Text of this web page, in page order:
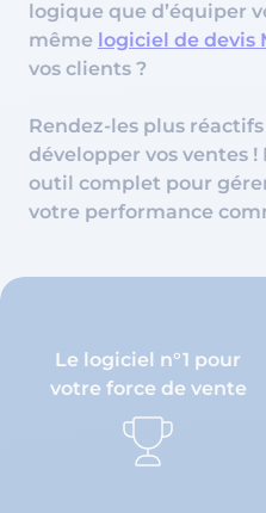
logique que d’équiper
même logiciel de devis
vos clients ?
Rendez-les plus
développer vos ventes !
outil complet pour
votre performance
Le logiciel n°1 pour
votre force de vente